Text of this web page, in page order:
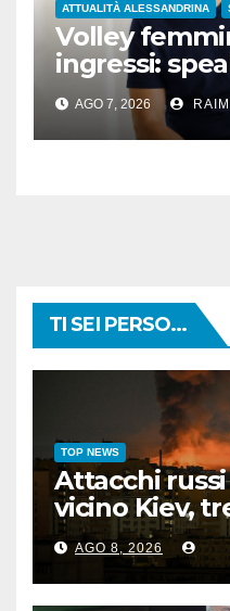
ATTUALITÀ ALESSANDRINA
Volley
ingressi:
preparatore
manager
AGO 7, 2026
TI SEI PERSO...
TOP NEWS
Attacchi
vicino Kiev,
un bambino
AGO 8, 2026